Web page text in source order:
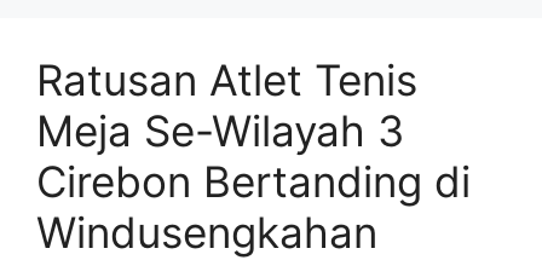
Ratusan Atlet Tenis
Meja Se-Wilayah 3
Cirebon Bertanding di
Windusengkahan